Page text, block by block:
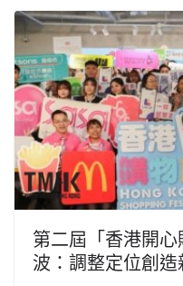
第二屆「香港開
波：調整定位創